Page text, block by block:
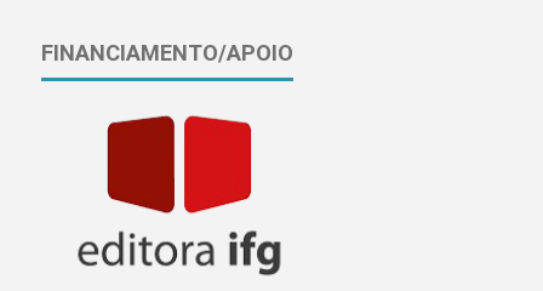
FINANCIAMENTO/APOIO